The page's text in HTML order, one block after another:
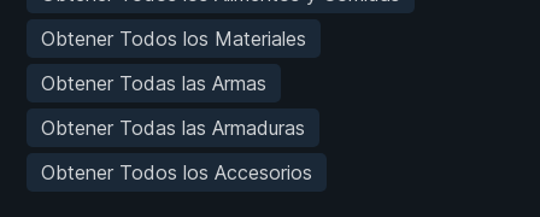
Obtener Todos los Materiales
Obtener Todas las Armas
Obtener Todas las Armaduras
Obtener Todos los Accesorios